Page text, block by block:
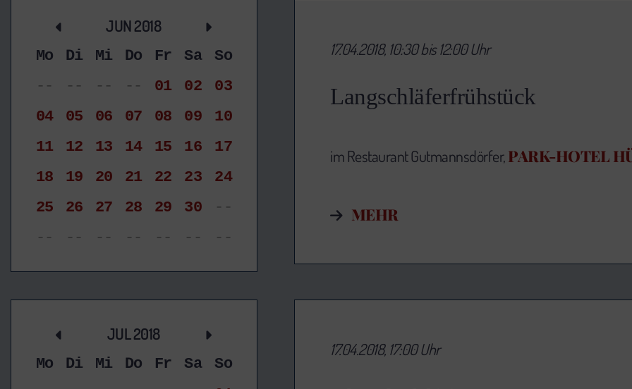
JUN 2018
Mo Di Mi Do Fr Sa
So
--
-- -- -- 01 02
03
04
05 06 07 08 09
10
11
12 13 14 15 16
17
18
19 20 21 22 23
24
25
26 27 28 29 30
--
--
-- -- -- -- -- --
JUL 2018
Mo Di Mi Do Fr Sa
So
Langschläferfrühstück
17.04.2018, 10:30 bis 12:00 Uhr
im Restaurant Gutmannsdörfer,PARK-HOTEL
MEHR
17.04.2018, 17:00 Uhr